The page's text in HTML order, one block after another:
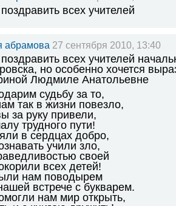
всех учителей
абрамова 27 сентября 2010, 13:40
всех учителей
но особенно хочется
Людмиле Анатольевне
судьбу за то,
так в жизни повезло,
за руку привели,
трудного пути!
в сердцах добро,
учили зло,
своей
всех детей!
нам поводырем
встрече с букварем.
нам мир открыть,